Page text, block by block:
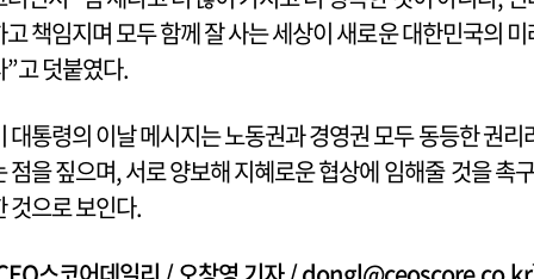
고 책임지며 모두 함께 잘 사는 세상이 새로운 대한민국의 미
”고 덧붙였다.
대통령의 이날 메시지는 노동권과 경영권 모두 동등한 권리
점을 짚으며, 서로 양보해 지혜로운 협상에 임해줄 것을 촉구
것으로 보인다.